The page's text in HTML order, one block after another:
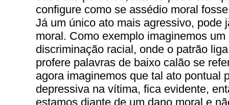
configure como se assédio moral
Já um único ato mais agressivo, pode
moral. Como exemplo imaginemos
discriminação racial, onde o patrão
profere palavras de baixo calão se
agora imaginemos que tal ato pontual
depressiva na vítima, fica evidente,
estamos diante de um dano moral e